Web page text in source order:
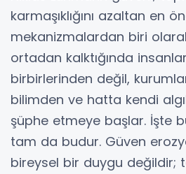
karmaşıklığını azaltan en
mekanizmalardan biri
ortadan kalktığında
birbirlerinden değil,
bilimden ve hatta kendi
şüphe etmeye başlar. İşte
tam da budur. Güven
bireysel bir duygu değildir;